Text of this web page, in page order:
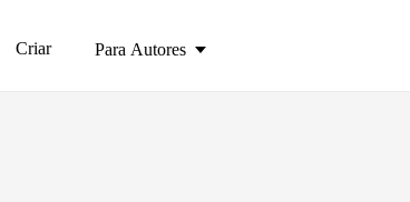
Criar Para Autores